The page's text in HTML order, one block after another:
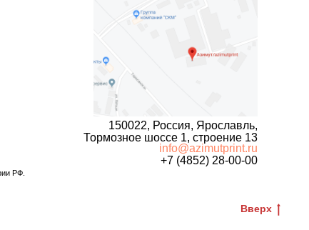
150022, Россия, Ярославль,
Тормозное шоссе 1, строение 13
info@azimutprint.ru
+7 (4852) 28-00-00
РФ.
Вверх